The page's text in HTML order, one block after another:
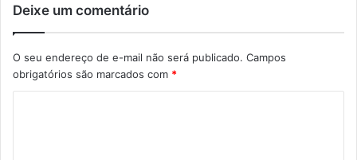
Deixe um comentário
O seu endereço de e-mail não será publicado. Campos
obrigatórios são marcados com *